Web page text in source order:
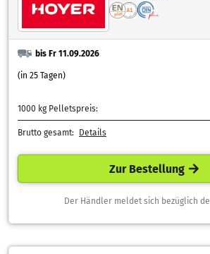
bis Fr 11.09.2026
(in 25 Tagen)
1000 kg Pelletspreis:
Brutto gesamt: Details
Zur Bestellung
Der Händler meldet sich bezüglich